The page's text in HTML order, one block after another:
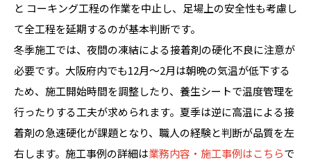
と コーキング工程の作業を中止し、足場上の安全性も考慮し
て全工程を延期するのが基本判断です。
冬季施工では、夜間の凍結による接着剤の硬化不良に注意が
必要です。大阪府内でも12月〜2月は朝晩の気温が低下する
ため、施工開始時間を調整したり、養生シートで温度管理を
行ったりする工夫が求められます。夏季は逆に高温による接
着剤の急速硬化が課題となり、職人の経験と判断が品質を左
右します。施工事例の詳細は業務内容・施工事例はこちらで